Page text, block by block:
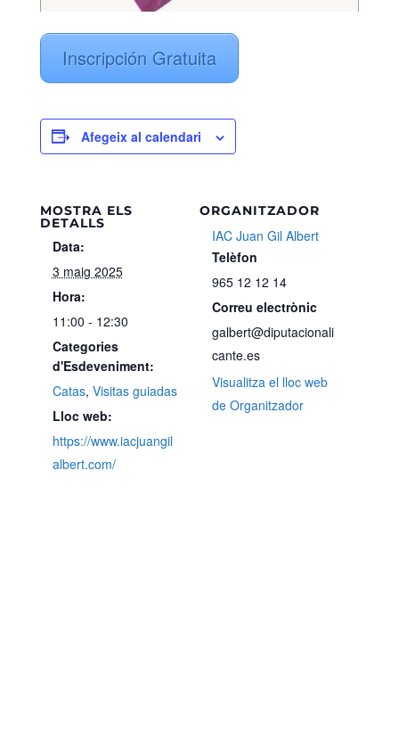
Inscripción Gratuita
Afegeix al calendari
MOSTRA ELS
DETALLS
Data:
3 maig 2025
Hora:
11:00 - 12:30
Categories
d'Esdeveniment:
Catas, Visitas guiadas
Lloc web:
https://www.iacjuangil
albert.com/
ORGANITZADOR
IAC Juan Gil Albert
Telèfon
965 12 12 14
Correu electrònic
galbert@diputacionali
cante.es
Visualitza el lloc web
de Organitzador